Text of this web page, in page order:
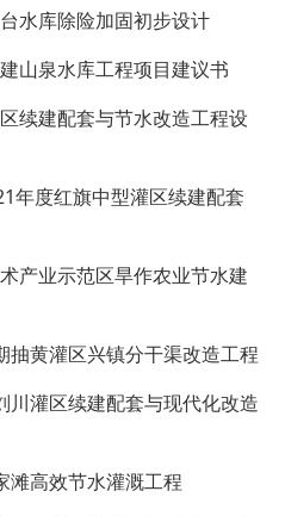
水库除险加固初步设计
山泉水库工程项目建议书
续建配套与节水改造工程设
年度红旗中型灌区续建配套
产业示范区旱作农业节水建
抽黄灌区兴镇分干渠改造工程
川灌区续建配套与现代化改造
滩高效节水灌溉工程